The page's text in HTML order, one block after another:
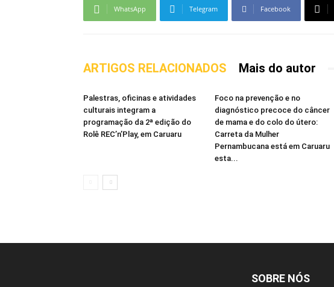
WhatsApp Telegram Facebook
ARTIGOS RELACIONADOS Mais do autor
Palestras, oficinas e atividades
culturais integram a
programação da 2ª edição do
Rolê REC’n’Play, em Caruaru
Foco na prevenção e no
diagnóstico precoce do câncer
de mama e do colo do útero:
Carreta da Mulher
Pernambucana está em Caruaru
esta...
SOBRE NÓS